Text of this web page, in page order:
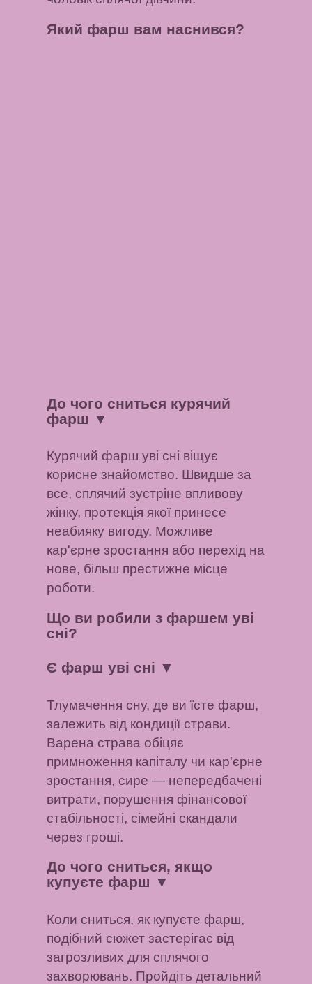
Який фарш вам наснився?
До чого сниться курячий
фарш ▼
Курячий фарш уві сні віщує
корисне знайомство. Швидше за
все, сплячий зустріне впливову
жінку, протекція якої принесе
неабияку вигоду. Можливе
кар'єрне зростання або перехід на
нове, більш престижне місце
роботи.
Що ви робили з фаршем уві
сні?
Є фарш уві сні ▼
Тлумачення сну, де ви їсте фарш,
залежить від кондиції страви.
Варена страва обіцяє
примноження капіталу чи кар'єрне
зростання, сире — непередбачені
витрати, порушення фінансової
стабільності, сімейні скандали
через гроші.
До чого сниться, якщо
купуєте фарш ▼
Коли сниться, як купуєте фарш,
подібний сюжет застерігає від
загрозливих для сплячого
захворювань. Пройдіть детальний